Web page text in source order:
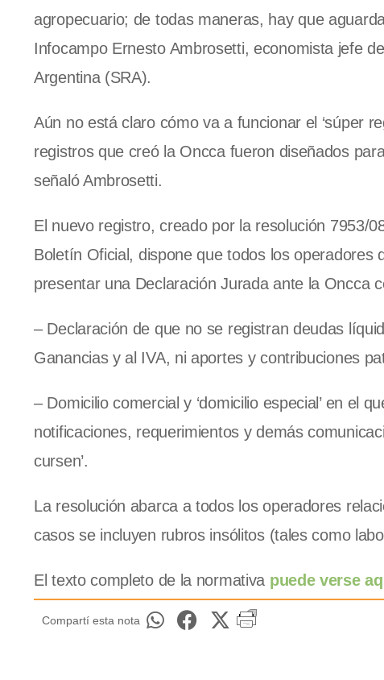
agropecuario; de todas maneras, hay que
Infocampo Ernesto Ambrosetti, economista jefe
Argentina (SRA).
Aún no está claro cómo va a funcionar el ‘súper
registros que creó la Oncca fueron diseñados
señaló Ambrosetti.
El nuevo registro, creado por la resolución 7953/
Boletín Oficial, dispone que todos los
presentar una Declaración Jurada ante la Oncca
– Declaración de que no se registran deudas
Ganancias y al IVA, ni aportes y contribuciones
– Domicilio comercial y ‘domicilio especial’ en el
notificaciones, requerimientos y demás
cursen’.
La resolución abarca a todos los operadores
casos se incluyen rubros insólitos (tales como
El texto completo de la normativa puede verse
Compartí esta nota